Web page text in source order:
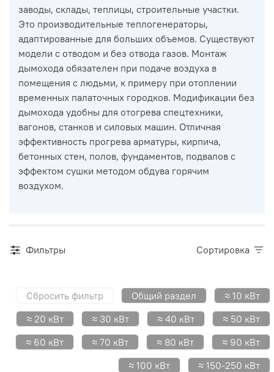
заводы, склады, теплицы, строительные участки.
Это производительные теплогенераторы,
адаптированные для больших объемов. Существуют
модели с отводом и без отвода газов. Монтаж
дымохода обязателен при подаче воздуха в
помещения с людьми, к примеру при отоплении
временных палаточных городков. Модификации без
дымохода удобны для отогрева спецтехники,
вагонов, станков и силовых машин. Отличная
эффективность прогрева арматуры, кирпича,
бетонных стен, полов, фундаментов, подвалов с
эффектом сушки методом обдува горячим
воздухом.
Фильтры Сортировка
Сбросить фильтр Общий раздел
≈ 10 кВт
≈ 20 кВт
≈ 30 кВт ≈ 40 кВт
≈ 50 кВт
≈ 60 кВт
≈ 70 кВт ≈ 80 кВт
≈ 90 кВт
≈ 100 кВт
≈ 150-250 кВт